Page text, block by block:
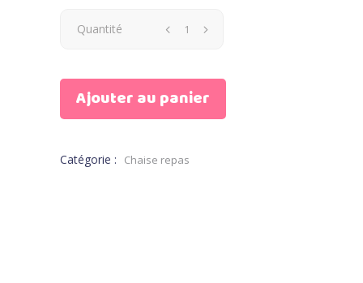
Quantité
Ajouter au panier
Catégorie : Chaise repas